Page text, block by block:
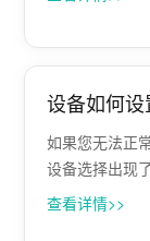
设备如何设
如果您无法正
设备选择出现
置自己的设备
查看详情>>